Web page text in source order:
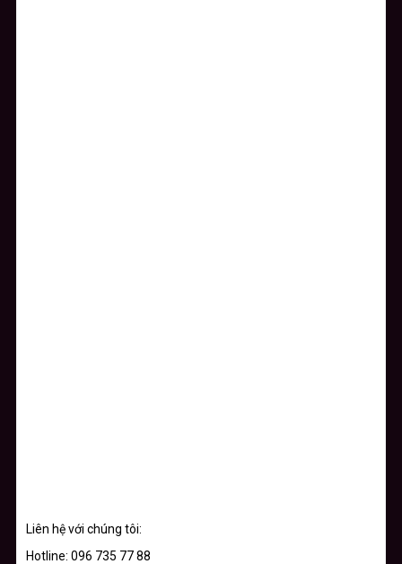
Liên hệ với chúng tôi:
Hotline: 096 735 77 88